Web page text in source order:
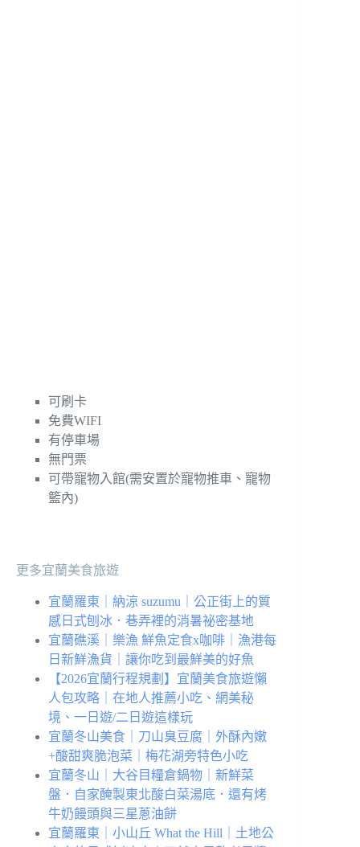
可刷卡
免費WIFI
有停車場
無門票
可帶寵物入館(需安置於寵物推車、寵物
籃內)
更多宜蘭美食旅遊
宜蘭羅東｜納涼 suzumu｜公正街上的質
感日式刨冰．巷弄裡的消暑祕密基地
宜蘭礁溪｜樂漁 鮮魚定食x咖啡｜漁港每
日新鮮漁貨｜讓你吃到最鮮美的好魚
【2026宜蘭行程規劃】宜蘭美食旅遊懶
人包攻略｜在地人推薦小吃、網美秘
境、一日遊/二日遊這樣玩
宜蘭冬山美食｜刀山臭豆腐｜外酥內嫩
+酸甜爽脆泡菜｜梅花湖旁特色小吃
宜蘭冬山｜大谷目糧倉鍋物｜新鮮菜
盤．自家醃製東北酸白菜湯底．還有烤
牛奶饅頭與三星蔥油餅
宜蘭羅東｜小山丘 What the Hill｜土地公